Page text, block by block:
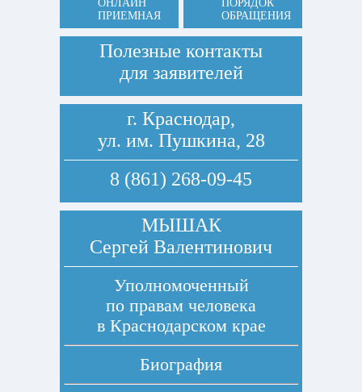
ОНЛАЙН
ПРИЕМНАЯ
ПОРЯДОК
ОБРАЩЕНИЯ
Полезные контакты
для заявителей
г. Краснодар,
ул. им. Пушкина, 28
8 (861) 268-09-45
МЫШАК
Сергей Валентинович
Уполномоченный
по правам человека
в Краснодарском крае
Биография